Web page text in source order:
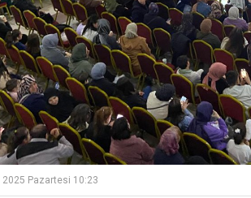
2025 Pazartesi 10:23